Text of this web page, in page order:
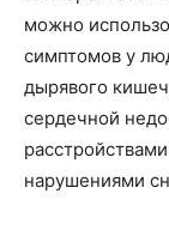
можно
симптомов у
дырявого
сердечной
нарушениями